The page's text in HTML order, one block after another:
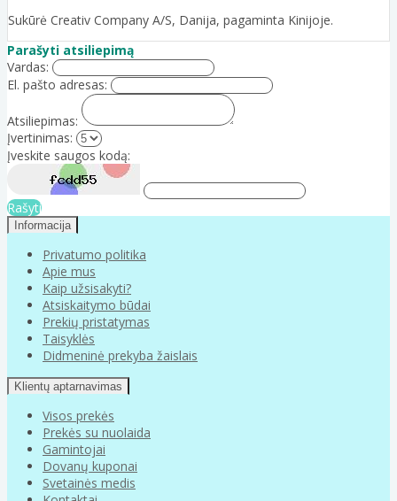
Sukūrė Creativ Company A/S, Danija, pagaminta Kinijoje.
Parašyti atsiliepimą
Vardas:
El. pašto adresas:
Atsiliepimas:
Įvertinimas:
Įveskite saugos kodą:
Rašyti
Informacija
Privatumo politika
Apie mus
Kaip užsisakyti?
Atsiskaitymo būdai
Prekių pristatymas
Taisyklės
Didmeninė prekyba žaislais
Klientų aptarnavimas
Visos prekės
Prekės su nuolaida
Gamintojai
Dovanų kuponai
Svetainės medis